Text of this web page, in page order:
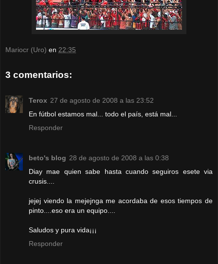
Mariocr (Uro) en 22:35
3 comentarios:
Terox 27 de agosto de 2008 a las 23:52
En fútbol estamos mal... todo el país, está mal...
Responder
beto's blog 28 de agosto de 2008 a las 0:38
Diay mae quien sabe hasta cuando seguiros esete via
crusis....
jejej viendo la mejejnga me acordaba de esos tiempos de
pinto....eso era un equipo....
Saludos y pura vida¡¡¡
Responder